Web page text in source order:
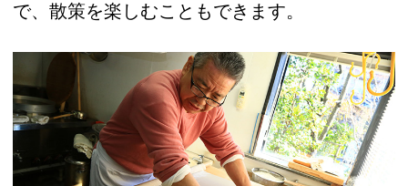
で、散策を楽しむこともできます。